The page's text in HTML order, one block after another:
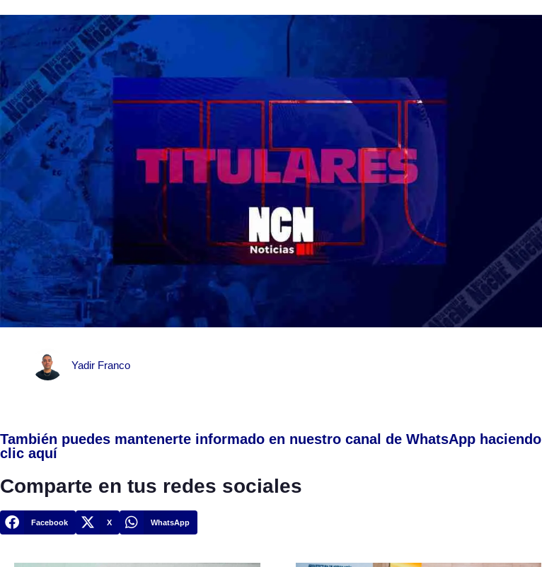
Yadir Franco
También puedes mantenerte informado en nuestro canal de WhatsApp haciendo
clic aquí
Comparte en tus redes sociales
Facebook X WhatsApp